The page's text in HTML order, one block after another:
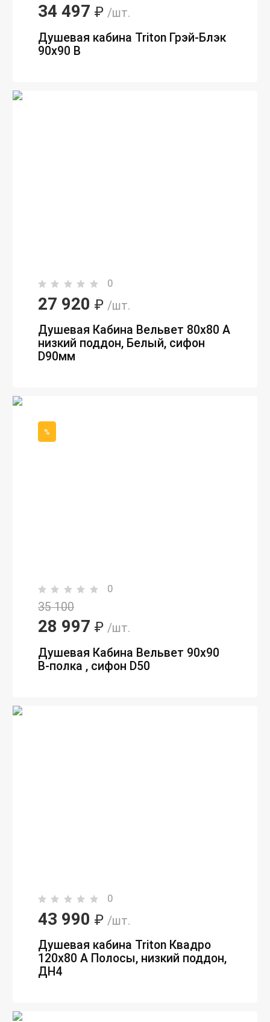
34 497 ₽ /шт.
Душевая кабина Triton Грэй-Блэк
90х90 В
0
27 920 ₽ /шт.
Душевая Кабина Вельвет 80х80 А
низкий поддон, Белый, сифон
D90мм
%
0
35 100
28 997 ₽ /шт.
Душевая Кабина Вельвет 90х90
В-полка , сифон D50
0
43 990 ₽ /шт.
Душевая кабина Triton Квадро
120х80 А Полосы, низкий поддон,
ДН4